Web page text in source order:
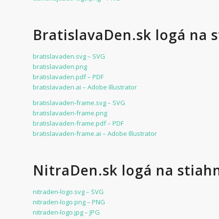
BratislavaDen.sk logá na
bratislavaden.svg – SVG
bratislavaden.png
bratislavaden.pdf – PDF
bratislavaden.ai – Adobe Illustrator
bratislavaden-frame.svg – SVG
bratislavaden-frame.png
bratislavaden-frame.pdf – PDF
bratislavaden-frame.ai – Adobe Illustrator
NitraDen.sk logá na
nitraden-logo.svg – SVG
nitraden-logo.png – PNG
nitraden-logo.jpg – JPG